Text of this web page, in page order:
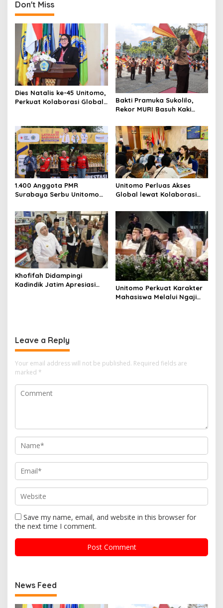
a
v
g
a
t
i
o
Don't Miss
Dies Natalis ke-45 Unitomo,
Perkuat Kolaborasi Global
Bakti Pramuka Sukolilo,
Rekor MURI Basuh Kaki
1.400 Anggota PMR
Surabaya Serbu Unitomo
Unitomo Perluas Akses
Global lewat Kolaborasi
Jepang
Khofifah Didampingi
Kadindik Jatim Apresiasi
Unitomo Perkuat Karakter
Mahasiswa Melalui Ngaji
Leave a Reply
Your email address will not be published. Required fields are
marked *
Save my name, email, and website in this browser for
the next time I comment.
News Feed